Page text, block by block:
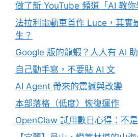
做了新 YouTube 頻道「AI 教你
法拉利電動車首作 Luce，其實
生？
Google 版的龍蝦？人人有 AI
自己動手寫，不要貼 AI 文
AI Agent 帶來的震撼與改變
本部落格（低度）恢復運作
OpenClaw 試用數日心得：不